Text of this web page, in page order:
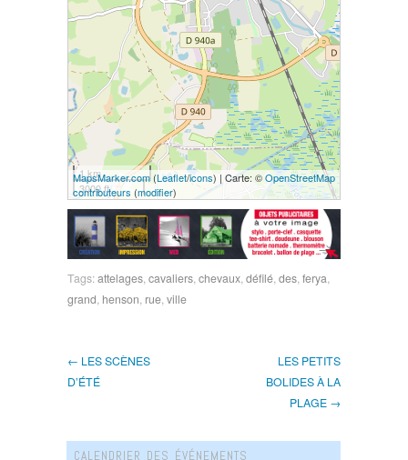
1 km
3000 ft
MapsMarker.com(Leaflet/icons) | Carte: ©OpenStreetMap
contributeurs (modifier)
Tags:attelages,cavaliers,chevaux,défilé,des,ferya,
grand, henson, rue,ville
← LES SCÈNES
D’ÉTÉ
LES PETITS
BOLIDES À LA
PLAGE →
CALENDRIER DES ÉVÉNEMENTS